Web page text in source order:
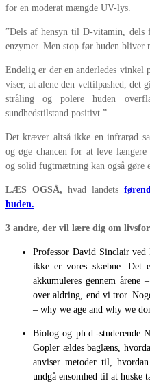
for en moderat mængde UV-lys.
”Dels af hensyn til D-vitamin, dels
enzymer. Men stop før huden bliver
Endelig er der en anderledes
viser, at alene den veltilpashed, det
stråling og polere huden
sundhedstilstand positivt.”
Det kræver altså ikke en infrarød
og øge chancen for at leve
og solid fugtmætning kan også gøre
LÆS OGSÅ, hvad landets
huden.
3 andre, der vil lære dig om
Professor David Sinclair
ikke er vores skæbne. Det
akkumuleres gennem
over aldring, end vi tror.
– why we age and why we
Biolog og ph.d.-studerende
Gopler ældes baglæns,
anviser metoder til,
undgå ensomhed til at huske